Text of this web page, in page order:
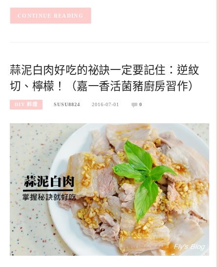
CONTINUE READING
蒜泥白肉好吃的祕訣一定要記住：逆紋
切、檸檬！（嘉一香活菌豬廚房習作）
DIY 料理 SUSU8824 2016-07-01 0